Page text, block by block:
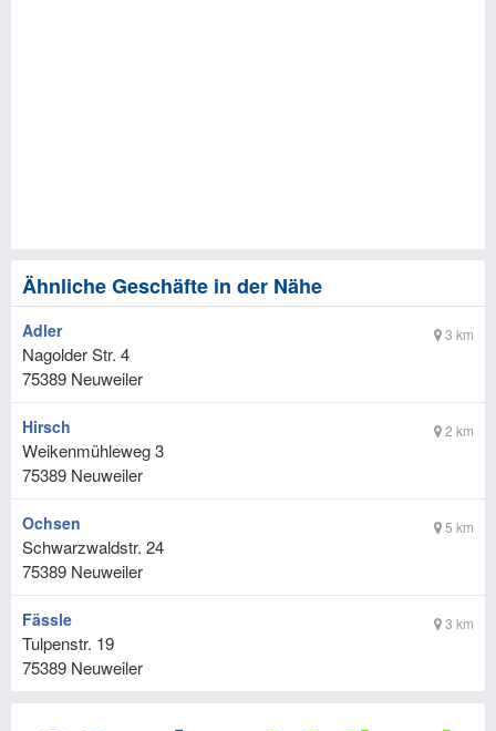
Ähnliche Geschäfte in der Nähe
3 km
Adler
Nagolder Str. 4
75389 Neuweiler
2 km
Hirsch
Weikenmühleweg 3
75389 Neuweiler
5 km
Ochsen
Schwarzwaldstr. 24
75389 Neuweiler
3 km
Fässle
Tulpenstr. 19
75389 Neuweiler